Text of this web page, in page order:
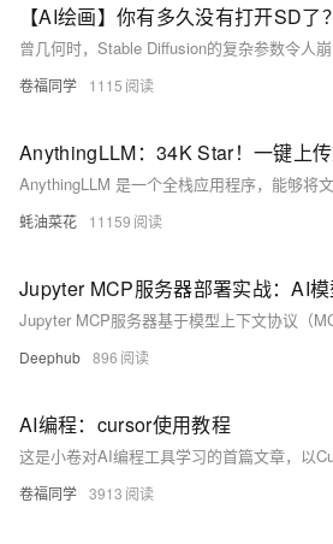
【AI绘画】你有多久没有打开SD了？
卷福同学 1115
蚝油菜花 11159
Deephub 896
AI编程：cursor使用教程
卷福同学 3913